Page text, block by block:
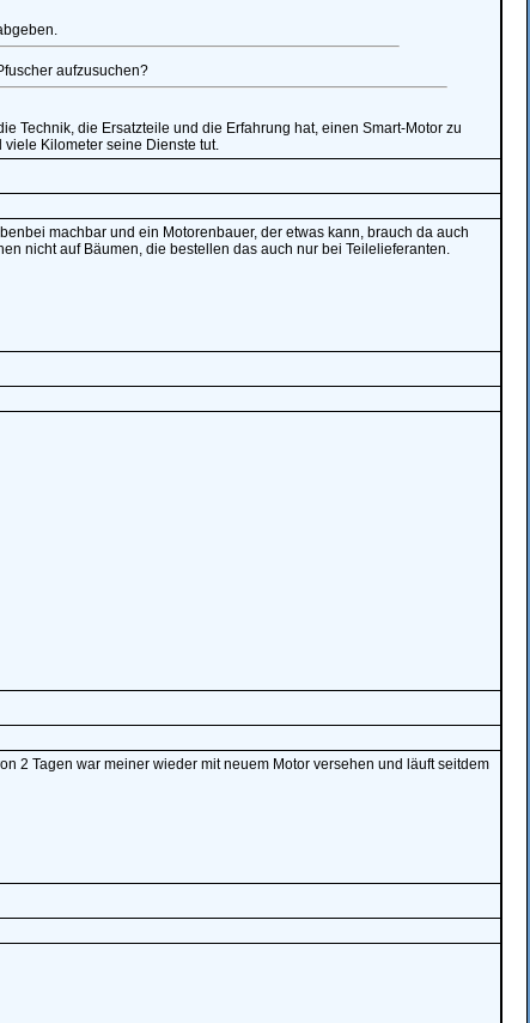
aufzusuchen?
Technik, die Ersatzteile und die Erfahrung hat, einen Smart-Motor zu
Kilometer seine Dienste tut.
machbar und ein Motorenbauer, der etwas kann, brauch da auch
nicht auf Bäumen, die bestellen das auch nur bei Teilelieferanten.
2 Tagen war meiner wieder mit neuem Motor versehen und läuft seitdem